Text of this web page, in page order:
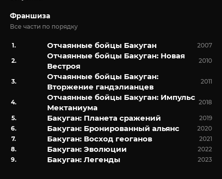
Франшиза
Все части по порядку
Отчаянные бойцы Бакуган 2007
Отчаянные бойцы Бакуган: Новая
Вестроя
2010
Отчаянные бойцы Бакуган:
Вторжение гандэлианцев
2011
Отчаянные бойцы Бакуган: Импульс
Мектаниума
2018
Бакуган: Планета сражений 2019
Бакуган: Бронированный альянс 2020
Бакуган: Восход геоганов 2021
Бакуган: Эволюции 2022
Бакуган: Легенды 2023